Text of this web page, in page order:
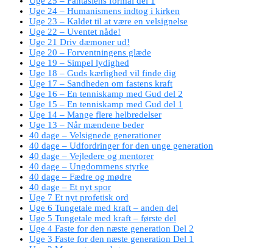
Uge 24 – Humanismens indtog i kirken
Uge 23 – Kaldet til at være en velsignelse
Uge 22 – Uventet nåde!
Uge 21 Driv dæmoner ud!
Uge 20 – Forventningens glæde
Uge 19 – Simpel lydighed
Uge 18 – Guds kærlighed vil finde dig
Uge 17 – Sandheden om fastens kraft
Uge 16 – En tenniskamp med Gud del 2
Uge 15 – En tenniskamp med Gud del 1
Uge 14 – Mange flere helbredelser
Uge 13 – Når mændene beder
40 dage – Velsignede generationer
40 dage – Udfordringer for den unge generation
40 dage – Vejledere og mentorer
40 dage – Ungdommens styrke
40 dage – Fædre og mødre
40 dage – Et nyt spor
Uge 7 Et nyt profetisk ord
Uge 6 Tungetale med kraft – anden del
Uge 5 Tungetale med kraft – første del
Uge 4 Faste for den næste generation Del 2
Uge 3 Faste for den næste generation Del 1